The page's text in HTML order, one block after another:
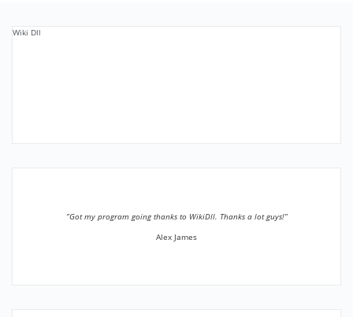
Wiki Dll
”Got my program going thanks to WikiDll. Thanks a lot guys!”
Alex James